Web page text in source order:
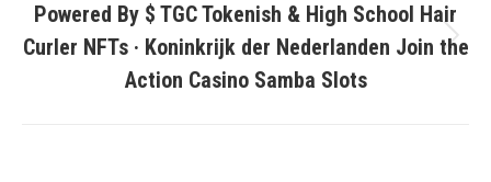
Next
post:
Powered By $ TGC Tokenish & High School Hair
Curler NFTs · Koninkrijk der Nederlanden Join the
Action Casino Samba Slots